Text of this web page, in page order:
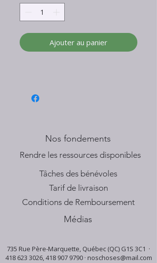
Ajouter au panier
Nos fondements
​Rendre les ressources disponibles
Tâches des bénévoles
Tarif de livraison
Conditions de Remboursement
Médias
735 Rue Père-Marquette, Québec (QC) G1S 3C1 ·
418 623 3026,418 907 9790· noschoses@mail.com